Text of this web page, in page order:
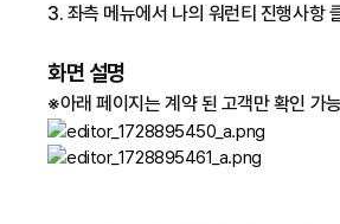
3. 좌측 메뉴에서 나의 워런티 진행사항
화면 설명
※아래 페이지는 계약 된 고객만 확인 가